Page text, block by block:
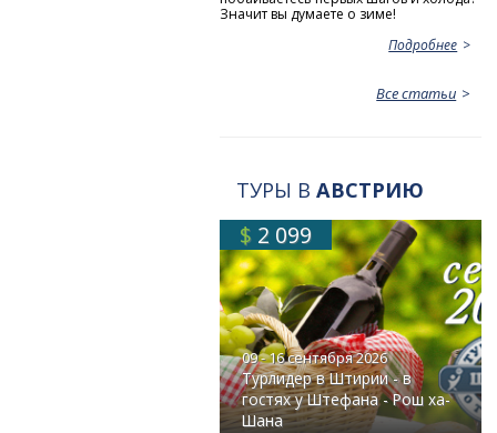
Значит вы думаете о зиме!
Подробнее
Все статьи
ТУРЫ ВАВСТРИЮ
$ 2 099
09 - 16 сентября 2026
Турлидер в Штирии - в
гостях у Штефана - Рош ха-
Шана